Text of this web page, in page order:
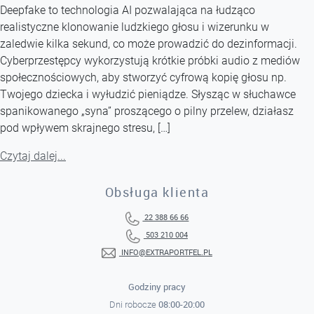
Deepfake to technologia AI pozwalająca na łudząco
realistyczne klonowanie ludzkiego głosu i wizerunku w
zaledwie kilka sekund, co może prowadzić do dezinformacji.
Cyberprzestępcy wykorzystują krótkie próbki audio z mediów
społecznościowych, aby stworzyć cyfrową kopię głosu np.
Twojego dziecka i wyłudzić pieniądze. Słysząc w słuchawce
spanikowanego „syna” proszącego o pilny przelew, działasz
pod wpływem skrajnego stresu, […]
Czytaj dalej...
Obsługa klienta
22 388 66 66
503 210 004
INFO@EXTRAPORTFEL.PL
Godziny pracy
Dni robocze 08:00-20:00